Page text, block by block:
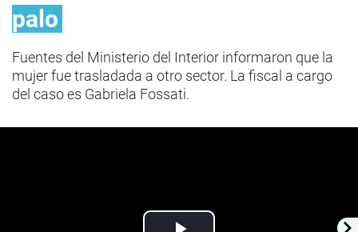
palo
Fuentes del Ministerio del Interior informaron que la
mujer fue trasladada a otro sector. La fiscal a cargo
del caso es Gabriela Fossati.